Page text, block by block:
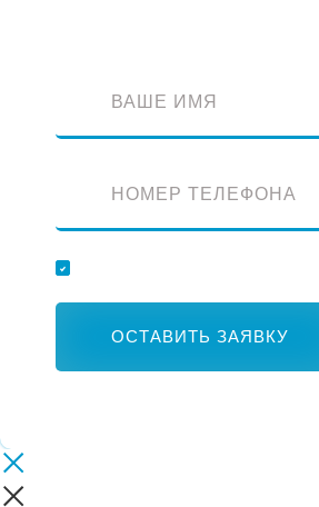
ОСТАВИТЬ ЗАЯВКУ